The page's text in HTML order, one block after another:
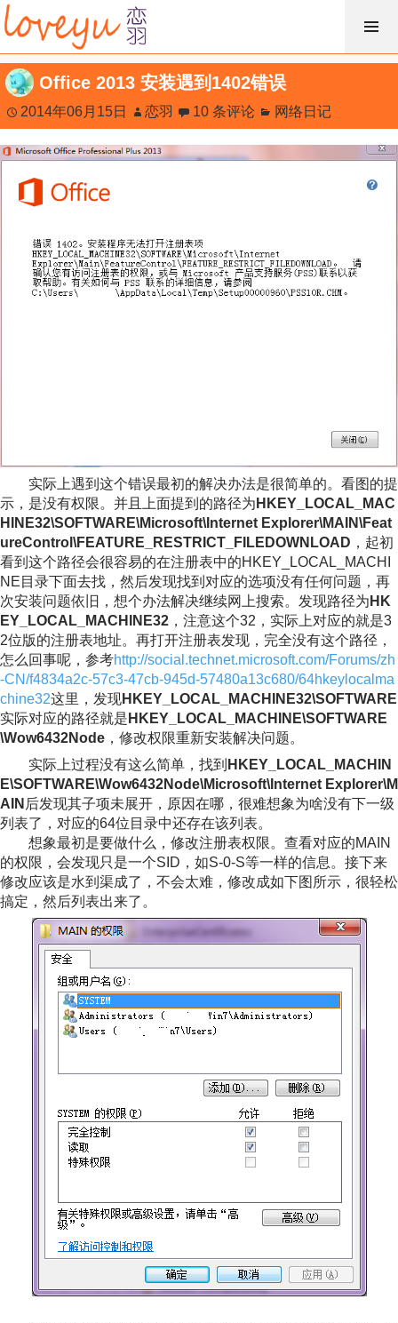
跳
过
内
容
Office 2013 安装遇到1402错误
2014年06月15日 恋羽 10 条评论 网络日记
实际上遇到这个错误最初的解决办法是很简单的。看图的提
示，是没有权限。并且上面提到的路径为 HKEY_LOCAL_MAC
HINE32\SOFTWARE\Microsoft\Internet Explorer\MAIN\Feat
ureControl\FEATURE_RESTRICT_FILEDOWNLOAD ，起初
看到这个路径会很容易的在注册表中的HKEY_LOCAL_MACHI
NE目录下面去找，然后发现找到对应的选项没有任何问题，再
次安装问题依旧，想个办法解决继续网上搜索。发现路径为 HK
EY_LOCAL_MACHINE32 ，注意这个32，实际上对应的就是3
2位版的注册表地址。再打开注册表发现，完全没有这个路径，
怎么回事呢，参考http://social.technet.microsoft.com/Forums/zh
-CN/f4834a2c-57c3-47cb-945d-57480a13c680/64hkeylocalma
chine32这里，发现HKEY_LOCAL_MACHINE32\SOFTWARE
实际对应的路径就是 HKEY_LOCAL_MACHINE\SOFTWARE
\Wow6432Node ，修改权限重新安装解决问题。
实际上过程没有这么简单，找到 HKEY_LOCAL_MACHIN
E\SOFTWARE\Wow6432Node\Microsoft\Internet Explorer\M
AIN 后发现其子项未展开，原因在哪，很难想象为啥没有下一级
列表了，对应的64位目录中还存在该列表。
想象最初是要做什么，修改注册表权限。查看对应的MAIN
的权限，会发现只是一个SID，如S-0-S等一样的信息。接下来
修改应该是水到渠成了，不会太难，修改成如下图所示，很轻松
搞定，然后列表出来了。